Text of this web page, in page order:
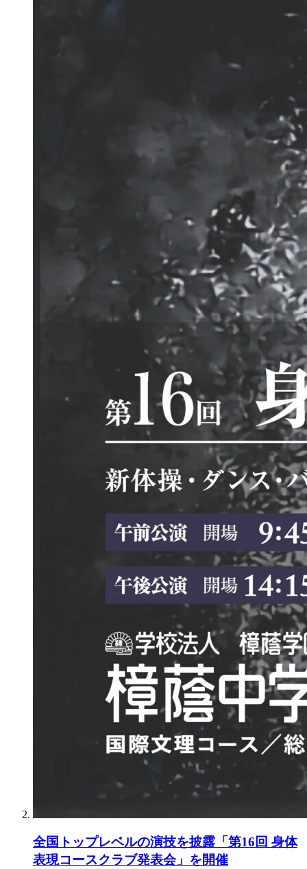
全国トップレベルの演技を披露「第16回 身体
表現コースクラブ発表会」を開催